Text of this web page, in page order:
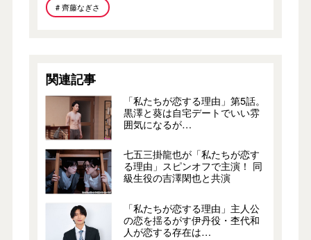
# 齊藤なぎさ
関連記事
「私たちが恋する理由」第5話。
黒澤と葵は自宅デートでいい雰
囲気になるが…
七五三掛龍也が「私たちが恋す
る理由」スピンオフで主演！ 同
級生役の吉澤閑也と共演
「私たちが恋する理由」主人公
の恋を揺るがす伊丹役・杢代和
人が恋する存在は…